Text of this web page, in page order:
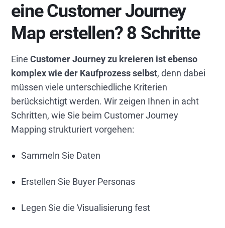
eine Customer Journey
Map erstellen? 8 Schritte
EineCustomer Journey zu kreieren ist ebenso
komplex wie der Kaufprozess selbst, denn dabei
müssen viele unterschiedliche Kriterien
berücksichtigt werden. Wir zeigen Ihnen in acht
Schritten, wie Sie beim Customer Journey
Mapping strukturiert vorgehen:
Sammeln Sie Daten
Erstellen Sie Buyer Personas
Legen Sie die Visualisierung fest